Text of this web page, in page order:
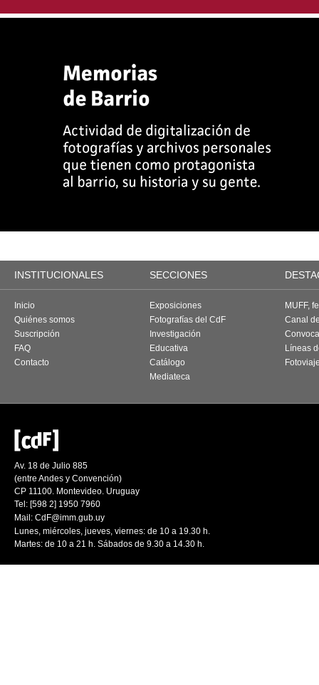
INSTITUCIONALES SECCIONES
Inicio
Quiénes somos
Suscripción
FAQ
Contacto
Exposiciones
Fotografías del CdF
Investigación
Educativa
Catálogo
Mediateca
MUFF,
Canal
Líneas
Av. 18 de Julio 885
(entre Andes y Convención)
CP 11100. Montevideo. Uruguay
Tel: [598 2] 1950 7960
Mail: CdF@imm.gub.uy
Lunes, miércoles, jueves, viernes: de 10 a 19.30 h.
Martes: de 10 a 21 h. Sábados de 9.30 a 14.30 h.